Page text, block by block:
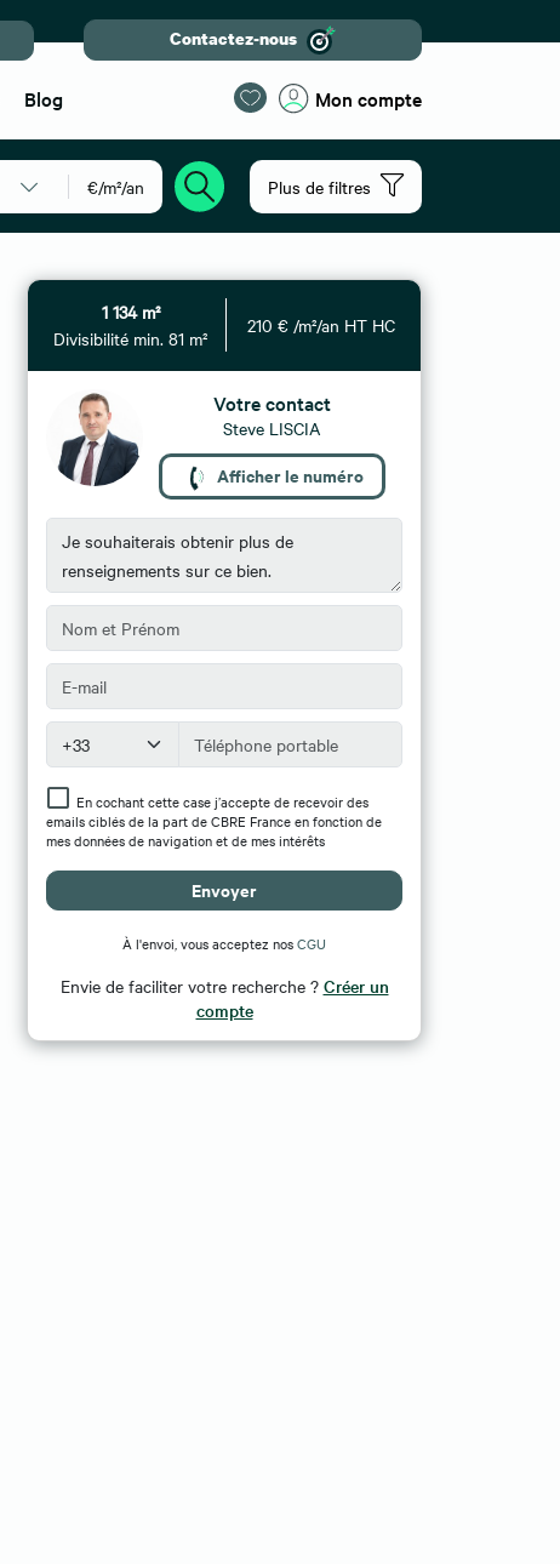
Contactez-nous
Blog Mon compte
€/m²/an Plus de filtres
1 134 m²
Divisibilité min. 81 m²
210 € /m²/an HT HC
Votre contact
Steve LISCIA
Afficher le numéro
En cochant cette case j’accepte de recevoir des
emails ciblés de la part de CBRE France en fonction de
mes données de navigation et de mes intérêts
Envoyer
À l'envoi, vous acceptez nosCGU
Envie de faciliter votre recherche ? Créer un
compte